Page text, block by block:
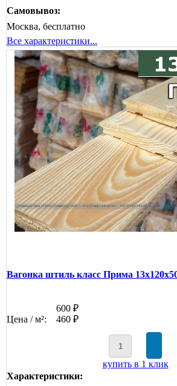
Самовывоз:
Москва, бесплатно
Все характеристики...
Вагонка штиль класс Прима
600 ₽
Цена / м²:
460 ₽
купить в 1 клик
Характеристики: